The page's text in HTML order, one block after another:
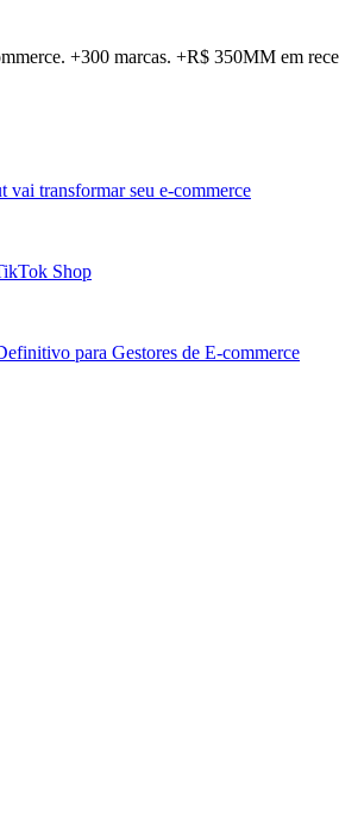
+300 marcas. +R$ 350MM em
vai transformar seu e-commerce
Shop
para Gestores de E-commerce